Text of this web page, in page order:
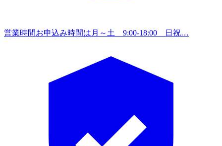
営業時間お申込み時間は月～土 9:00-18:00 日祝…